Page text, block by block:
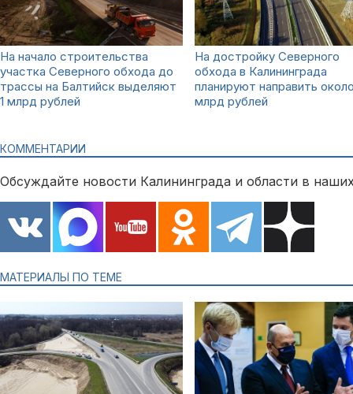
На начало строительства
участка Северного обхода до
трассы на Балтийск выделяют
1 млрд рублей
На достройку Северного
обхода в Калининграда
планируют направить
млрд рублей
КОММЕНТАРИИ
Обсуждайте новости Калининграда и области в
МАТЕРИАЛЫ ПО ТЕМЕ